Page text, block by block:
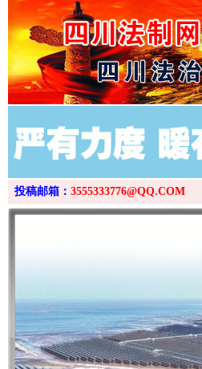
投稿邮箱： 3555333776@QQ.COM